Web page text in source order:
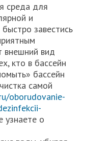
среда для
и
завестись
внешний вид
кто в бассейн
бассейн
самой
oborudovanie-
узнаете о